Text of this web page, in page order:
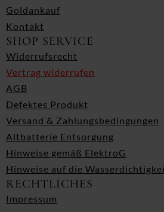
Goldankauf
Kontakt
SHOP SERVICE
Widerrufsrecht
Vertrag widerrufen
AGB
Defektes Produkt
Versand & Zahlungsbedingungen
Altbatterie Entsorgung
Hinweise gemäß ElektroG
Hinweise auf die
RECHTLICHES
Impressum